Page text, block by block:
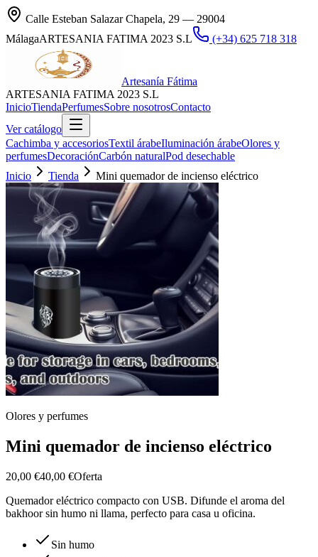
Calle Esteban Salazar Chapela, 29 — 29004
MálagaARTESANIA FATIMA 2023 S.L (+34) 625 718 318
Artesanía Fátima
ARTESANIA FATIMA 2023 S.L
InicioTiendaPerfumesSobre nosotrosContacto
Ver catálogo
Cachimba y accesoriosTextil árabeIluminación árabeOlores y
perfumesDecoraciónCarbón naturalPod desechable
Inicio
Tienda Mini quemador de incienso eléctrico
Olores y perfumes
Mini quemador de incienso eléctrico
20,00 €40,00 €Oferta
Quemador eléctrico compacto con USB. Difunde el aroma del
bakhoor sin humo ni llama, perfecto para casa u oficina.
Sin humo